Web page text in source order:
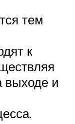
тем
к
выходе и